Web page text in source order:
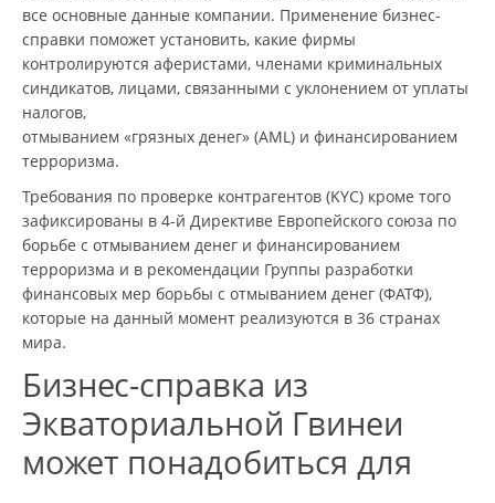
все основные данные компании. Применение бизнес-
справки поможет установить, какие фирмы
контролируются аферистами, членами криминальных
синдикатов, лицами, связанными с уклонением от уплаты
налогов,
отмыванием «грязных денег» (AML) и финансированием
терроризма.
Требования по проверке контрагентов (KYC) кроме того
зафиксированы в 4-й Директиве Европейского союза по
борьбе с отмыванием денег и финансированием
терроризма и в рекомендации Группы разработки
финансовых мер борьбы с отмыванием денег (ФАТФ),
которые на данный момент реализуются в 36 странах
мира.
Бизнес-справка из
Экваториальной Гвинеи
может понадобиться для